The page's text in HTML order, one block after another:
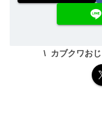
カブクワお